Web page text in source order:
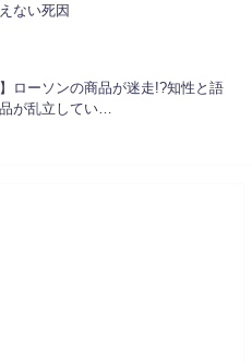
ない死因
】ローソンの商品が迷走!?知性と語
が乱立してい…